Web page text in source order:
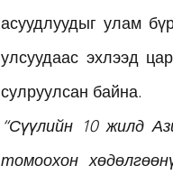
асуудлуудыг улам
улсуудаас эхлээд
сулруулсан байна.
“Сүүлийн 10 жилд
томоохон